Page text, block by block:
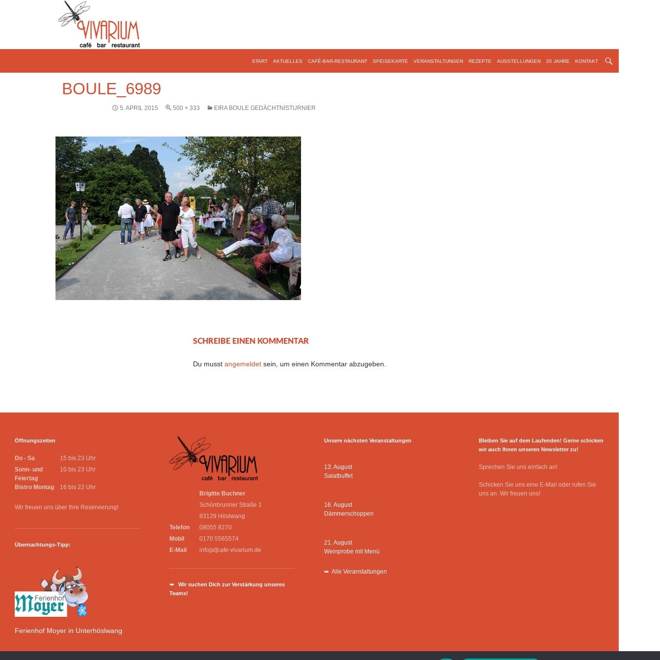
START AKTUELLES CAFÉ-BAR-RESTAURANT SPEISEKARTE VERANSTALTUNGEN REZEPTE AUSSTELLUNGEN 35 JAHRE KONTAKT
BOULE_6989
5. APRIL 2015 500 × 333 EIRA BOULE GEDÄCHTNISTURNIER
SCHREIBE EINEN KOMMENTAR
Du musst angemeldet sein, um einen Kommentar abzugeben.
Öffnungszeiten
Do - Sa
15 bis 23 Uhr
Sonn- und
Feiertag
10 bis 23 Uhr
Bistro Montag 16 bis 22 Uhr
Wir freuen uns über Ihre Reservierung!
Übernachtungs-Tipp:
Ferienhof Moyer in Unterhöslwang
Brigitte Buchner
Schönbrunner Straße 1
83129 Höslwang
Telefon
08055 8270
Mobil
0170 5565574
E-Mail
info[at]cafe-vivarium.de
➥ Wir suchen Dich zur Verstärkung unseres
Teams!
Unsere nächsten Veranstaltungen
13. August
Salatbuffet
16. August
Dämmerschoppen
21. August
Weinprobe mit Menü
➥ Alle Veranstaltungen
Bleiben Sie auf dem Laufenden! Gerne schicken
wir auch Ihnen unseren Newsletter zu!
Sprechen Sie uns einfach an!
Schicken Sie uns eine E-Mail oder rufen Sie
uns an. Wir freuen uns!